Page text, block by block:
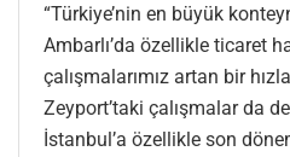
“Türkiye’nin en büyük
Ambarlı’da özellikle ticaret
çalışmalarımız artan bir
Zeyport’taki çalışmalar da
İstanbul’a özellikle son